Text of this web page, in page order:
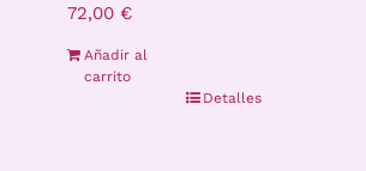
72,00 €
Añadir al
carrito
Detalles